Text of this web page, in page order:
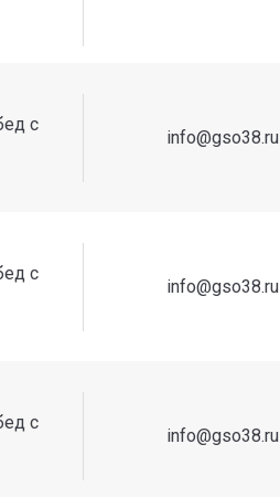
с
info@gso38.ru
с
info@gso38.ru
с
info@gso38.ru